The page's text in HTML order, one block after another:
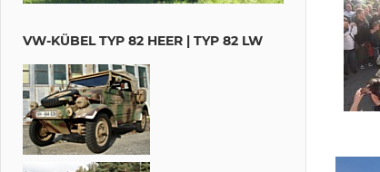
VW-KÜBEL TYP 82 HEER | TYP 82 LW